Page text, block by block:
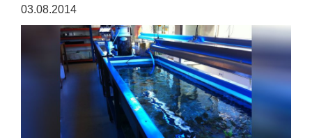
03.08.2014